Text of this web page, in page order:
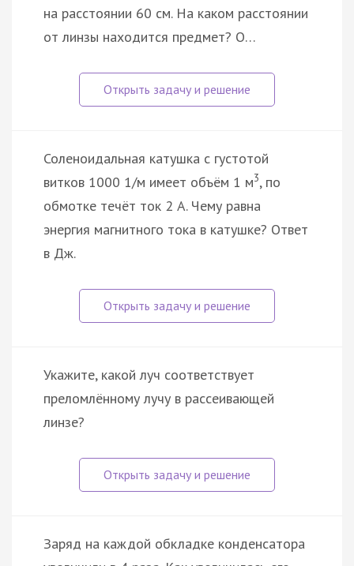
на расстоянии 60 см. На каком расстоянии
от линзы находится предмет? О…
Соленоидальная катушка с густотой
витков 1000 1/м имеет объём 1 м3, по
обмотке течёт ток 2 A. Чему равна
энергия магнитного тока в катушке? Ответ
в Дж.
Укажите, какой луч соответствует
преломлённому лучу в рассеивающей
линзе?
Заряд на каждой обкладке конденсатора